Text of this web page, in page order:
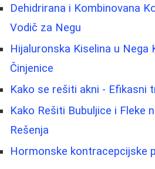
Dehidrirana i Kombinovana
Vodič za Negu
Hijaluronska Kiselina u Nega
Činjenice
Kako se rešiti akni - Efikasni
Kako Rešiti Bubuljice i Fleke
Rešenja
Hormonske kontracepcijske